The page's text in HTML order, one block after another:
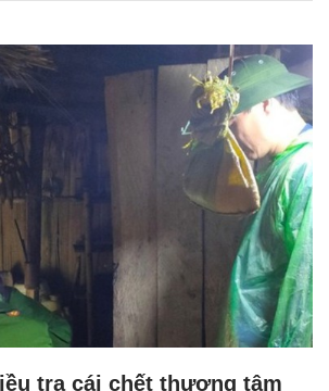
tra cái chết thương tâm